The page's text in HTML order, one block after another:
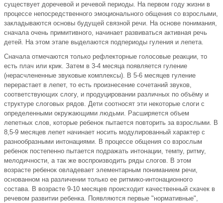
существует доречевой и речевой периоды. На первом году жизни в
процессе непосредственного эмоционального общения со взрослыми,
закладываются основы будущей связной речи. На основе понимания,
сначала очень примитивного, начинает развиваться активная речь
детей. На этом этапе выделаются подпериоды гуления и лепета.
Сначала отмечаются только рефлекторные голосовые реакции, то
есть плач или крик. Затем в 3-4 месяца появляется гуление
(нерасчлененные звуковые комплексы). В 5-6 месяцев гуление
перерастает в лепет, то есть произнесение сочетаний звуков,
соответствующих слогу, и продуцировании различных по объёму и
структуре слоговых рядов. Дети соотносят эти некоторые слоги с
определенными окружающими людьми. Расширяется объем
лепетных слов, которые ребенок пытается повторить за взрослыми. В
8,5-9 месяцев лепет начинает носить модулированный характер с
разнообразными интонациями. В процессе общения со взрослым
ребенок постепенно пытается подражать интонации, темпу, ритму,
мелодичности, а так же воспроизводить ряды слогов. В этом
возрасте ребенок овладевает элементарным пониманием речи,
основанном на различении только ее ритмико-интонационного
состава. В возрасте 9-10 месяцев происходит качественный скачек в
речевом развитии ребенка. Появляются первые "нормативные",